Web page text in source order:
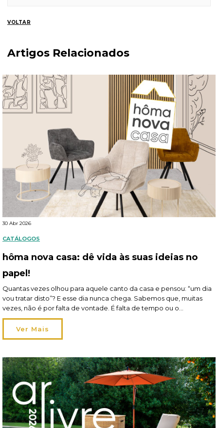
VOLTAR
Artigos Relacionados
30 Abr 2026
CATÁLOGOS
hôma nova casa: dê vida às suas ideias no
papel!
Quantas vezes olhou para aquele canto da casa e pensou: “um dia
vou tratar disto”? E esse dia nunca chega. Sabemos que, muitas
vezes, não é por falta de vontade. É falta de tempo ou o
orçamento que obriga a dar prioridade a outras coisas. E, assim,
vão ficando para trás pequenos projetos que gostaria […]
Ver Mais